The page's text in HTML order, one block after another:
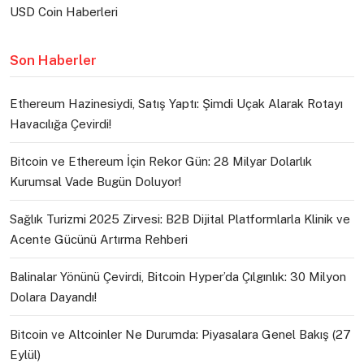
USD Coin Haberleri
Son Haberler
Ethereum Hazinesiydi, Satış Yaptı: Şimdi Uçak Alarak Rotayı
Havacılığa Çevirdi!
Bitcoin ve Ethereum İçin Rekor Gün: 28 Milyar Dolarlık
Kurumsal Vade Bugün Doluyor!
Sağlık Turizmi 2025 Zirvesi: B2B Dijital Platformlarla Klinik ve
Acente Gücünü Artırma Rehberi
Balinalar Yönünü Çevirdi, Bitcoin Hyper’da Çılgınlık: 30 Milyon
Dolara Dayandı!
Bitcoin ve Altcoinler Ne Durumda: Piyasalara Genel Bakış (27
Eylül)